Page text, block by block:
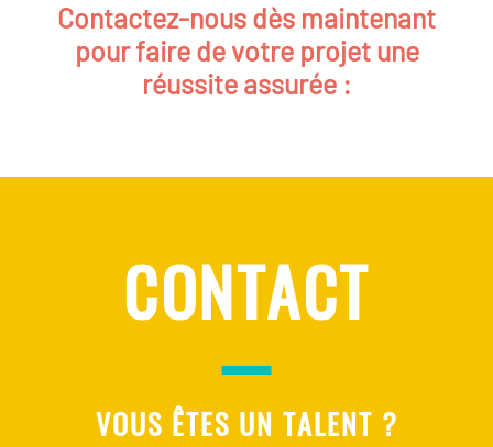
Contactez-nous dès maintenant
pour faire de votre projet une
réussite assurée :
CONTACT
VOUS ÊTES UN TALENT ?